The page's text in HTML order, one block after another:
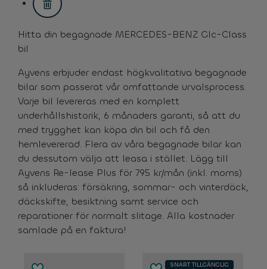
Hitta din begagnade MERCEDES-BENZ Glc-Class
bil
Ayvens erbjuder endast högkvalitativa begagnade
bilar som passerat vår omfattande urvalsprocess.
Varje bil levereras med en komplett
underhållshistorik, 6 månaders garanti, så att du
med trygghet kan köpa din bil och få den
hemlevererad. Flera av våra begagnade bilar kan
du dessutom välja att leasa i stället. Lägg till
Ayvens Re-lease Plus för 795 kr/mån (inkl. moms)
så inkluderas: försäkring, sommar- och vinterdäck,
däckskifte, besiktning samt service och
reparationer för normalt slitage. Alla kostnader
samlade på en faktura!
SNART TILLGÄNGLIG